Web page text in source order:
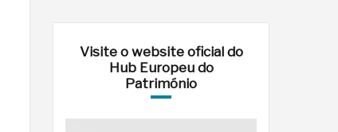
Visite o website oficial do
Hub Europeu do
Património